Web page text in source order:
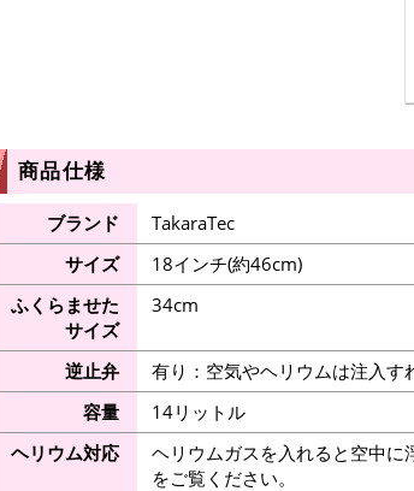
商品仕様
ブランド
TakaraTec
サイズ
18インチ(約46cm)
ふくらませた
サイズ
34cm
逆止弁
有り：空気やヘリウムは注入す
容量
14リットル
ヘリウム対応
ヘリウムガスを入れると空中
をご覧ください。